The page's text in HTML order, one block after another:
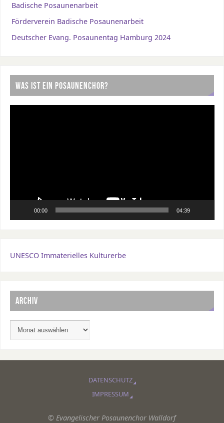
Badische Posaunenarbeit
Förderverein Badische Posaunenarbeit
Deutscher Evang. Posaunentag Hamburg 2024
WAS IST EIN POSAUNENCHOR?
00:00 04:39
UNESCO Immaterielles Kulturerbe
ARCHIV
DATENSCHUTZ
IMPRESSUM
© Evangelischer Posaunenchor Walldorf